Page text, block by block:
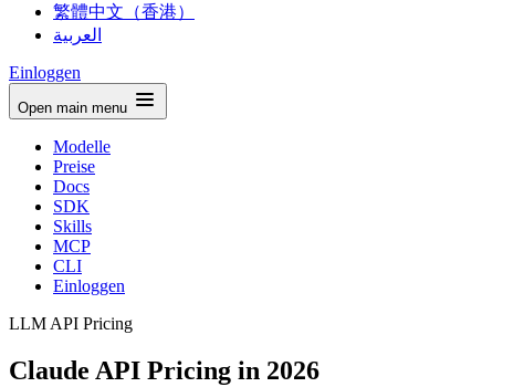
繁體中文（香港）
العربية
Einloggen
Open main menu
Modelle
Preise
Docs
SDK
Skills
MCP
CLI
Einloggen
LLM API Pricing
Claude API Pricing in 2026